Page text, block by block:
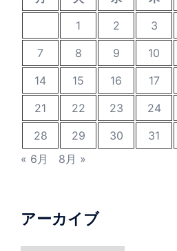
1
2 3
7
8 9 10
14
15 16 17
21
22 23 24
28
29 30
31
« 6月
8月 »
アーカイブ